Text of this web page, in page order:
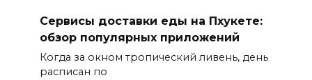
Сервисы доставки еды на Пхукете:
обзор популярных приложений
Когда за окном тропический ливень, день
расписан по